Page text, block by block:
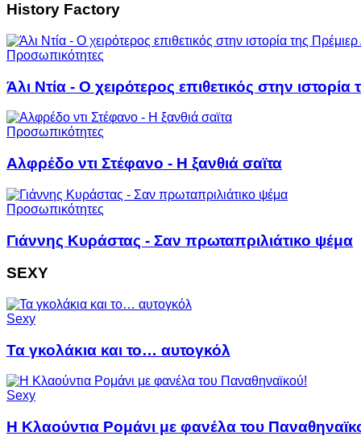
History Factory
Προσωπικότητες
Άλι Ντία - Ο χειρότερος επιθετικός στην ιστορία
Προσωπικότητες
Αλφρέδο ντι Στέφανο - Η ξανθιά σαϊτα
Προσωπικότητες
Γιάννης Κυράστας - Σαν πρωταπριλιάτικο ψέμα
SEXY
Sexy
Τα γκολάκια και το… αυτογκόλ
Sexy
Η Κλαούντια Ρομάνι με φανέλα του